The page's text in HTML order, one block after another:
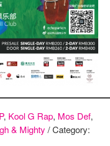
, Kool G Rap, Mos Def,
& Mighty / Category: